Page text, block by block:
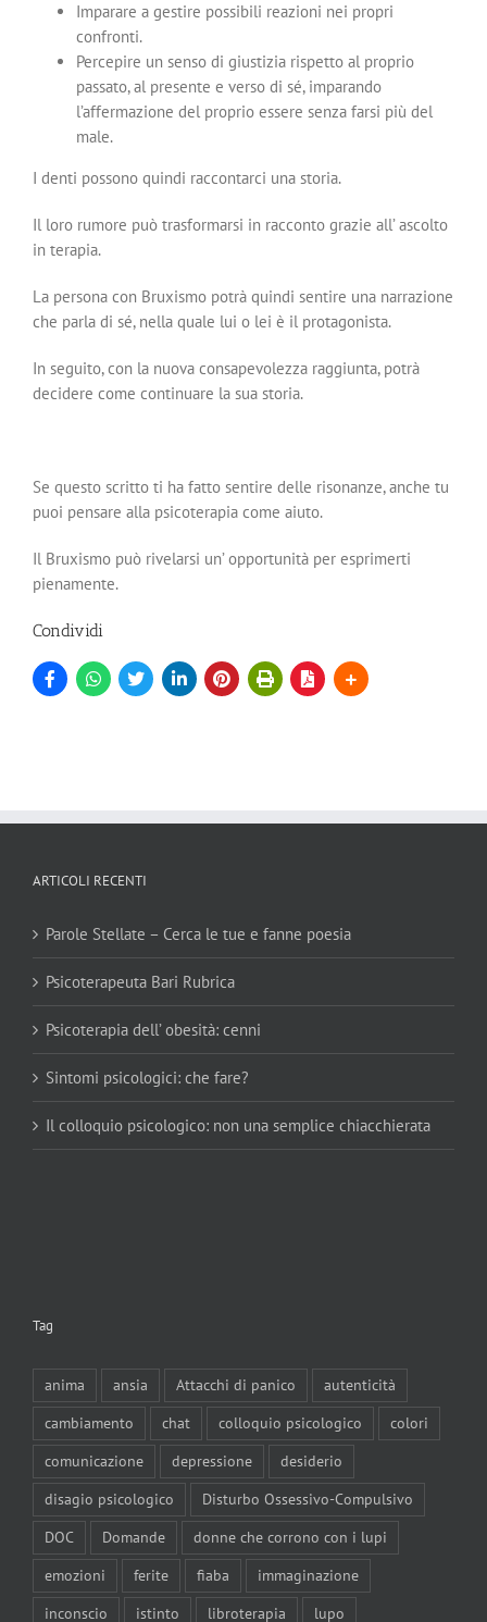
Imparare a gestire possibili reazioni nei propri
confronti.
Percepire un senso di giustizia rispetto al proprio
passato, al presente e verso di sé, imparando
l’affermazione del proprio essere senza farsi più del
male.
I denti possono quindi raccontarci una storia.
Il loro rumore può trasformarsi in racconto grazie all’ ascolto
in terapia.
La persona con Bruxismo potrà quindi sentire una narrazione
che parla di sé, nella quale lui o lei è il protagonista.
In seguito, con la nuova consapevolezza raggiunta, potrà
decidere come continuare la sua storia.
Se questo scritto ti ha fatto sentire delle risonanze, anche tu
puoi pensare alla psicoterapia come aiuto.
Il Bruxismo può rivelarsi un’ opportunità per esprimerti
pienamente.
Condividi
ARTICOLI RECENTI
Parole Stellate – Cerca le tue e fanne poesia
Psicoterapeuta Bari Rubrica
Psicoterapia dell’ obesità: cenni
Sintomi psicologici: che fare?
Il colloquio psicologico: non una semplice chiacchierata
Tag
anima ansia Attacchi di panico
autenticità
cambiamento
chat colloquio psicologico
colori
comunicazione
depressione
desiderio
disagio psicologico
Disturbo Ossessivo-Compulsivo
DOC
Domande
donne che corrono con i lupi
emozioni
ferite fiaba
immaginazione
inconscio
istinto libroterapia lupo